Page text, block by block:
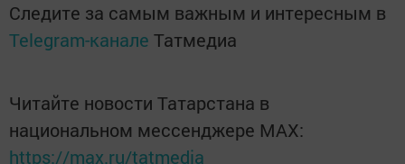
Следите за самым важным и интересным в
Telegram-канале Татмедиа
Читайте новости Татарстана в
национальном мессенджере MАХ:
https://max.ru/tatmedia